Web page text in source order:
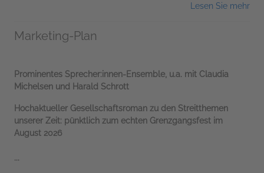
Lesen Sie mehr
Marketing-Plan
Prominentes Sprecher:innen-Ensemble, u.a. mit Claudia
Michelsen und Harald Schrott
Hochaktueller Gesellschaftsroman zu den Streitthemen
unserer Zeit: pünktlich zum echten Grenzgangsfest im
August 2026
...